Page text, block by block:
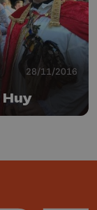
28/11/2016